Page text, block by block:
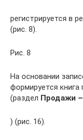
регистрируется в
(рис. 8).
Рис. 8
На основании
формируется книга
(раздел Продажи
) (рис. 16).